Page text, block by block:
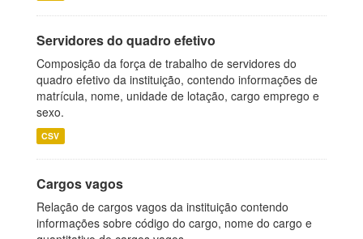
Servidores do quadro efetivo
Composição da força de trabalho de servidores do
quadro efetivo da instituição, contendo informações de
matrícula, nome, unidade de lotação, cargo emprego e
sexo.
CSV
Cargos vagos
Relação de cargos vagos da instituição contendo
informações sobre código do cargo, nome do cargo e